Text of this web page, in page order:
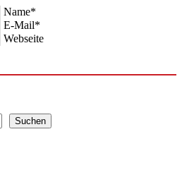
Name*
E-Mail*
Webseite
Suchen